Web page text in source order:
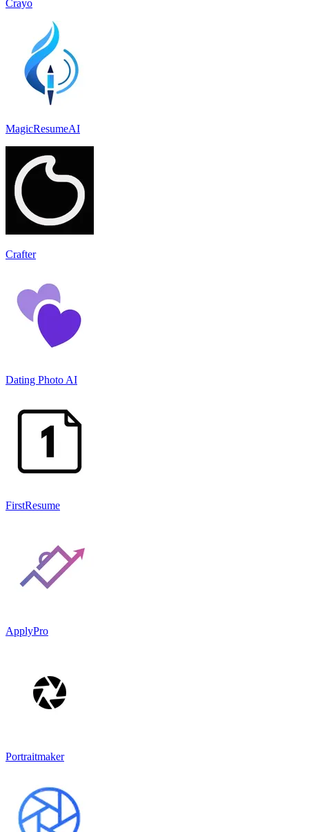
Crayo
MagicResumeAI
Crafter
Dating Photo AI
FirstResume
ApplyPro
Portraitmaker